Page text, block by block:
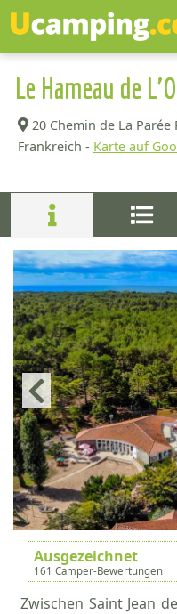
Le Hameau de
20 Chemin de La Parée
Frankreich - Karte auf
Ausgezeichnet
161 Camper-Bewertungen
Zwischen Saint Jean